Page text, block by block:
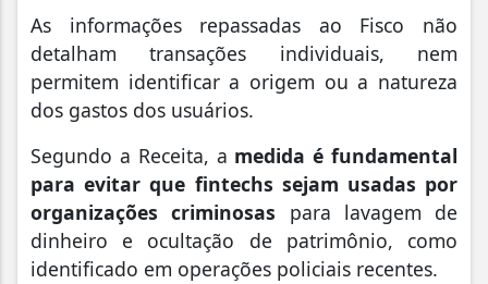
As informações repassadas ao Fisco não
detalham transações individuais, nem
permitem identificar a origem ou a natureza
dos gastos dos usuários.
Segundo a Receita, a medida é fundamental
para evitar que fintechs sejam usadas por
organizações criminosas para lavagem de
dinheiro e ocultação de patrimônio, como
identificado em operações policiais recentes.